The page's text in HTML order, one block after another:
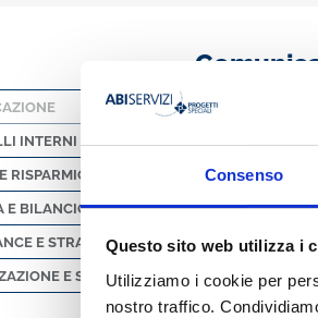
Consenso
Questo sito web utilizza i
Utilizziamo i cookie per
nostro traffico.
INTERNI
RISPARMIO
E BILANCIO
E STRATEGIE
E SICUREZZA
Ordina per